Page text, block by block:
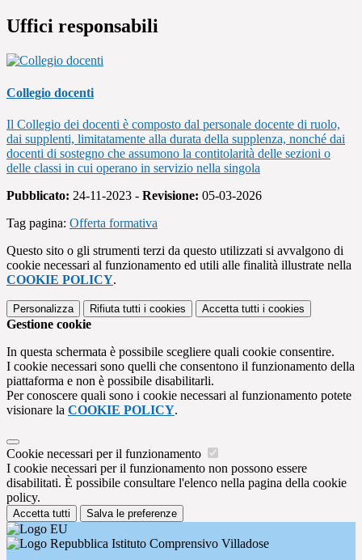
Uffici responsabili
Collegio docenti
Il Collegio dei docenti è composto dal personale docente di ruolo,
dai supplenti, limitatamente alla durata della supplenza, nonché dai
docenti di sostegno che assumono la contitolarità delle sezioni o
delle classi in cui operano in servizio nella singola
Pubblicato: 24-11-2023 - Revisione: 05-03-2026
Tag pagina: Offerta formativa
Questo sito o gli strumenti terzi da questo utilizzati si avvalgono di
cookie necessari al funzionamento ed utili alle finalità illustrate nella
COOKIE POLICY.
Personalizza Rifiuta tutti i cookies Accetta tutti i cookies
Gestione cookie
In questa schermata è possibile scegliere quali cookie consentire.
I cookie necessari sono quelli che consentono il funzionamento della
piattaforma e non è possibile disabilitarli.
Per conoscere quali sono i cookie necessari al funzionamento potete
visionare la COOKIE POLICY.
Cookie necessari per il funzionamento
I cookie necessari per il funzionamento non possono essere
disabilitati. È possibile consultare l'elenco nella pagina della cookie
policy.
Accetta tutti Salva le preferenze
Istituto Comprensivo Villadose